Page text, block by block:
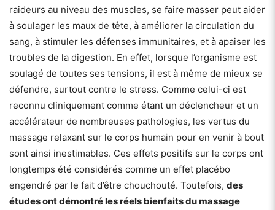
raideurs au niveau des muscles, se faire masser peut aider
à soulager les maux de tête, à améliorer la circulation du
sang, à stimuler les défenses immunitaires, et à apaiser les
troubles de la digestion. En effet, lorsque l’organisme est
soulagé de toutes ses tensions, il est à même de mieux se
défendre, surtout contre le stress. Comme celui-ci est
reconnu cliniquement comme étant un déclencheur et un
accélérateur de nombreuses pathologies, les vertus du
massage relaxant sur le corps humain pour en venir à bout
sont ainsi inestimables. Ces effets positifs sur le corps ont
longtemps été considérés comme un effet placébo
engendré par le fait d’être chouchouté. Toutefois, des
études ont démontré les réels bienfaits du massage